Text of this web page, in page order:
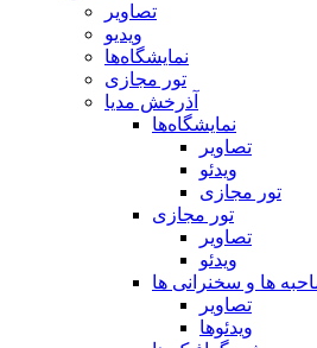
تصاویر
ویدیو
نمایشگاه‌ها
تور مجازی
آذرخش مدیا
نمایشگاه‌ها
تصاویر
ویدئو
تور مجازی
تور مجازی
تصاویر
ویدئو
ها و سخنرانی ها
تصاویر
ویدئوها